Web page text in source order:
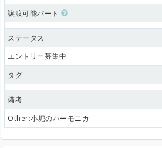
譲渡可能パート
ステータス
エントリー募集中
タグ
備考
Other:小堀のハーモニカ